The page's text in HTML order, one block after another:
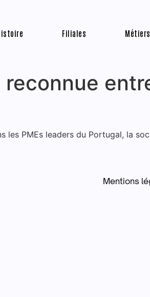
Filiales Métiers
les PMEs leaders du Portugal, la
Mentions